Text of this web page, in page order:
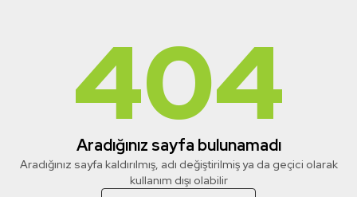
404
Aradığınız sayfa bulunamadı
Aradığınız sayfa kaldırılmış, adı değiştirilmiş ya da geçici olarak
kullanım dışı olabilir